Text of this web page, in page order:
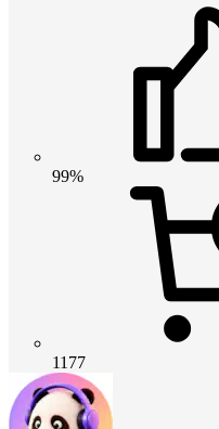
99%
1177